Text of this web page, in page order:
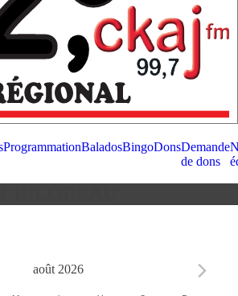
ProgrammationBaladosBingoDonsDemande
de dons
août 2026